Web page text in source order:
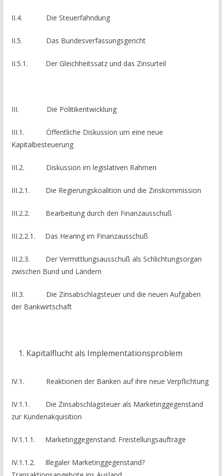
II.4. Die Steuerfahndung
II.5. Das Bundesverfassungsgericht
II.5.1. Der Gleichheitssatz und das Zinsurteil
III. Die Politikentwicklung
III.1. Öffentliche Diskussion um eine neue
Kapitalbesteuerung
III.2. Diskussion im legislativen Rahmen
III.2.1. Die Regierungskoalition und die Zinskommission
III.2.2. Bearbeitung durch den Finanzausschuß
III.2.2.1. Das Hearing im Finanzausschuß
III.2.3. Der Vermittlungsausschuß als Schlichtungsorgan
zwischen Bund und Ländern
III.3. Die Zinsabschlagsteuer und die neuen Aufgaben
der Bankwirtschaft
Kapitalflucht als Implementationsproblem
IV.1. Reaktionen der Banken auf ihre neue Verpflichtung
IV.1.1. Die Zinsabschlagsteuer als Marketinggegenstand
zur Kundenakquisition
IV.1.1.1. Marketinggegenstand: Freistellungsaufträge
IV.1.1.2. Illegaler Marketinggegenstand?